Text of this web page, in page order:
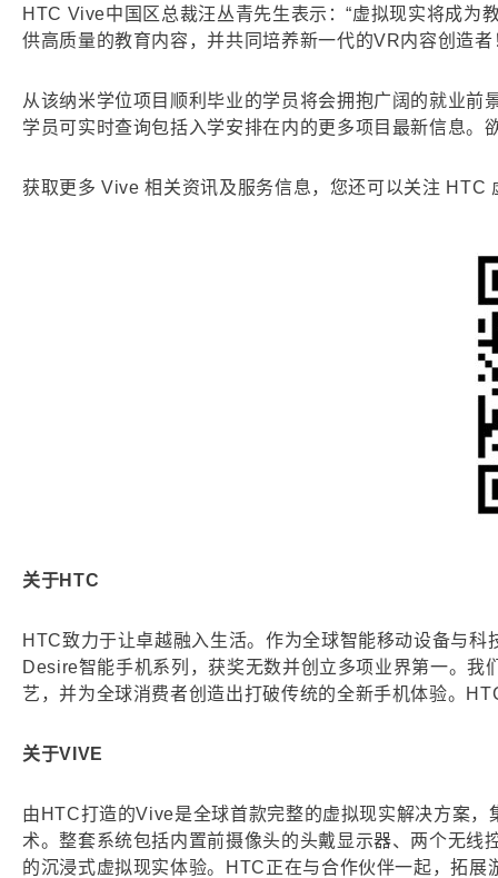
HTC Vive中国区总裁汪丛青先生表示：“虚拟现实将成为
供高质量的教育内容，并共同培养新一代的VR内容创造者
从该纳米学位项目顺利毕业的学员将会拥抱广阔的就业
学员可实时查询包括入学安排在内的更多项目最新信息。
获取更多 Vive 相关资讯及服务信息，您还可以关注 HTC
关于HTC
HTC致力于让卓越融入生活。作为全球智能移动设备与
Desire智能手机系列，获奖无数并创立多项业界第一。
艺，并为全球消费者创造出打破传统的全新手机体验。
关于VIVE
由HTC打造的Vive是全球首款完整的虚拟现实解决方案
术。整套系统包括内置前摄像头的头戴显示器、两个无
的沉浸式虚拟现实体验。HTC正在与合作伙伴一起，拓